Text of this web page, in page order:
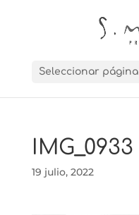
Seleccionar página
IMG_0933
19 julio, 2022